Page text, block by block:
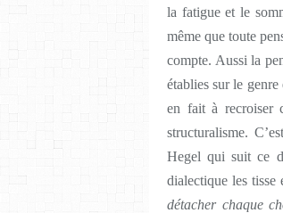
la fatigue et le
même que toute
compte. Aussi la
établies sur le
en fait à recroiser
structuralisme.
Hegel qui suit ce
dialectique les tisse
détacher chaque